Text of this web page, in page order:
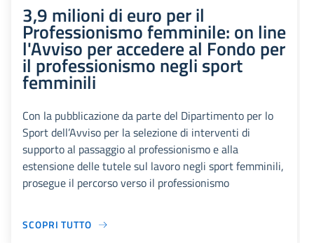
3,9 milioni di euro per il
Professionismo femminile: on line
l'Avviso per accedere al Fondo per
il professionismo negli sport
femminili
Con la pubblicazione da parte del Dipartimento per lo
Sport dell’Avviso per la selezione di interventi di
supporto al passaggio al professionismo e alla
estensione delle tutele sul lavoro negli sport femminili,
prosegue il percorso verso il professionismo
SCOPRI TUTTO